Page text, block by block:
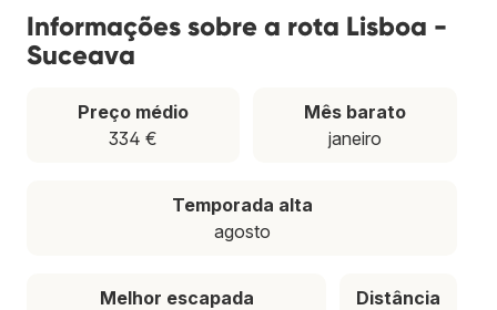
Informações sobre a rota Lisboa -
Suceava
Preço médio
334 €
Mês barato
janeiro
Temporada alta
agosto
Melhor escapada
Distância